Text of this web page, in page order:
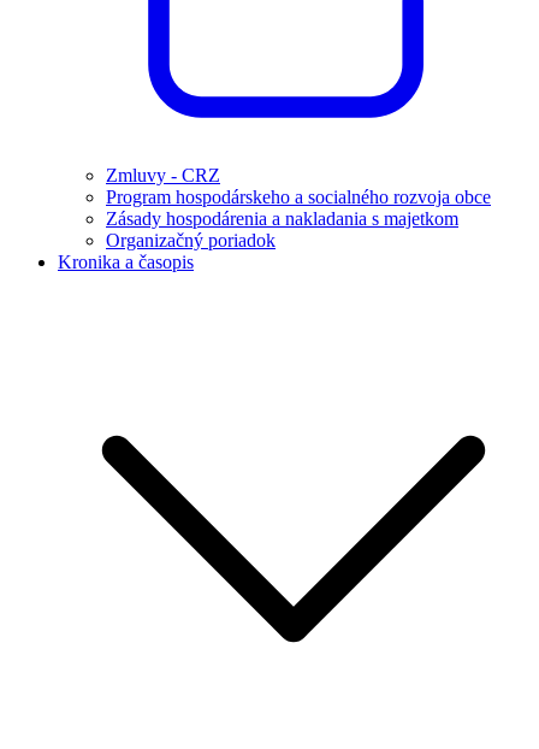
Zmluvy - CRZ
Program hospodárskeho a socialného rozvoja obce
Zásady hospodárenia a nakladania s majetkom
Organizačný poriadok
Kronika a časopis